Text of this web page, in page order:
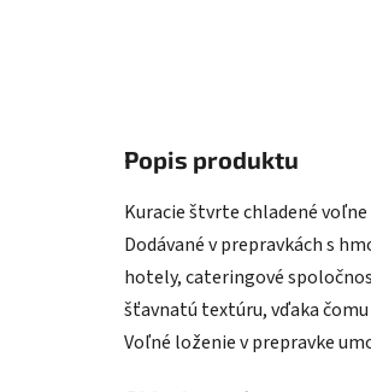
Popis produktu
Kuracie štvrte chladené
Dodávané v prepravkách s
hotely, cateringové
šťavnatú textúru, vďaka
Voľné loženie v prepravke